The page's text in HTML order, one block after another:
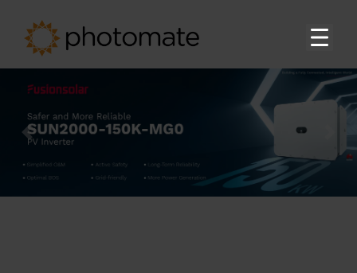
Previous
Bosh sahifa
Mahsulotlar
EMS
Texnik yordam